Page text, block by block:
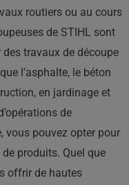
routiers ou au cours
de STIHL sont
des travaux de découpe
l’asphalte, le béton
en jardinage et
de
vous pouvez opter pour
produits. Quel que
offrir de hautes